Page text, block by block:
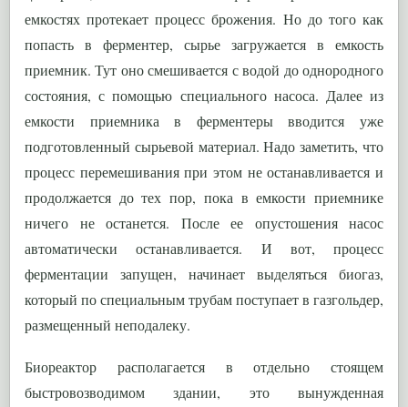
емкостях протекает процесс брожения. Но до того как
попасть в ферментер, сырье загружается в емкость
приемник. Тут оно смешивается с водой до однородного
состояния, с помощью специального насоса. Далее из
емкости приемника в ферментеры вводится уже
подготовленный сырьевой материал. Надо заметить, что
процесс перемешивания при этом не останавливается и
продолжается до тех пор, пока в емкости приемнике
ничего не останется. После ее опустошения насос
автоматически останавливается. И вот, процесс
ферментации запущен, начинает выделяться биогаз,
который по специальным трубам поступает в газгольдер,
размещенный неподалеку.
Биореактор располагается в отдельно стоящем
быстровозводимом здании, это вынужденная